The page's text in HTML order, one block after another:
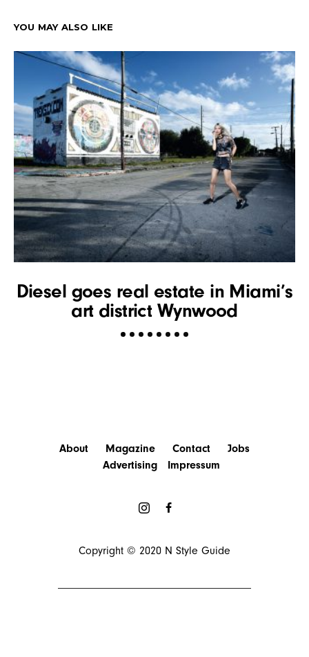
YOU MAY ALSO LIKE
Diesel goes real estate in Miami’s
art district Wynwood
About Magazine Contact
Jobs
Advertising
Impressum
Copyright © 2020 N Style Guide